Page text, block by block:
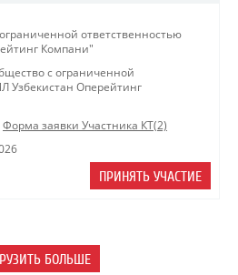
ответственностью
Компани"
с ограниченной
Узбекистан Оперейтинг
Форма заявки Участника КТ(2)
ПРИНЯТЬ УЧАСТИЕ
БОЛЬШЕ